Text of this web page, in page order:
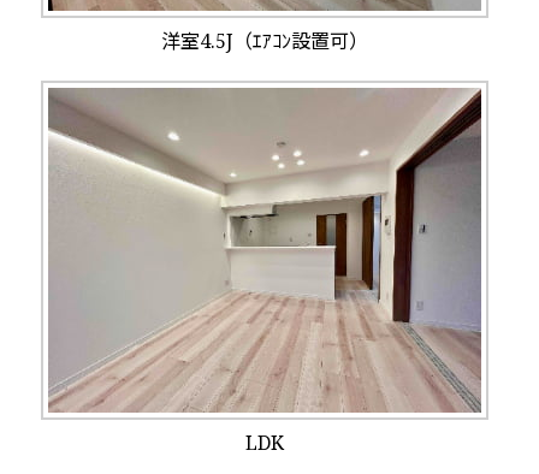
洋室4.5J（ｴｱｺﾝ設置可）
LDK